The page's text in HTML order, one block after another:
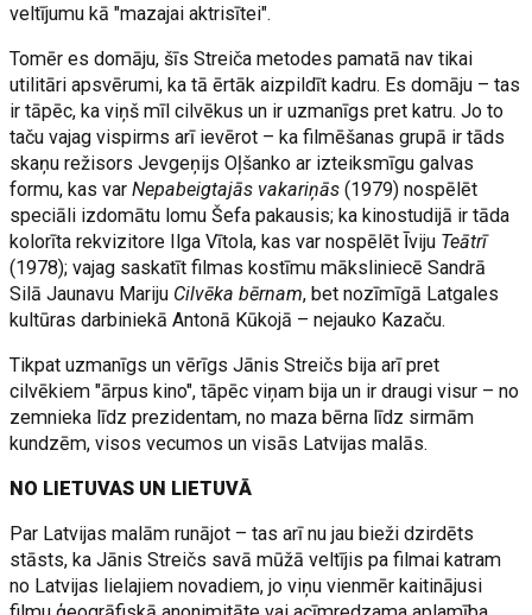
veltījumu kā "mazajai aktrisītei".
Tomēr es domāju, šīs Streiča metodes pamatā nav tikai
utilitāri apsvērumi, ka tā ērtāk aizpildīt kadru. Es domāju – tas
ir tāpēc, ka viņš mīl cilvēkus un ir uzmanīgs pret katru. Jo to
taču vajag vispirms arī ievērot – ka filmēšanas grupā ir tāds
skaņu režisors Jevgeņijs Oļšanko ar izteiksmīgu galvas
formu, kas varNepabeigtajās vakariņās(1979) nospēlēt
speciāli izdomātu lomu Šefa pakausis; ka kinostudijā ir tāda
kolorīta rekvizitore Ilga Vītola, kas var nospēlēt Īviju Teātrī
(1978); vajag saskatīt filmas kostīmu māksliniecē Sandrā
Silā Jaunavu Mariju Cilvēka bērnam, bet nozīmīgā Latgales
kultūras darbiniekā Antonā Kūkojā – nejauko Kazaču.
Tikpat uzmanīgs un vērīgs Jānis Streičs bija arī pret
cilvēkiem "ārpus kino", tāpēc viņam bija un ir draugi visur – no
zemnieka līdz prezidentam, no maza bērna līdz sirmām
kundzēm, visos vecumos un visās Latvijas malās.
NO LIETUVAS UN LIETUVĀ
Par Latvijas malām runājot – tas arī nu jau bieži dzirdēts
stāsts, ka Jānis Streičs savā mūžā veltījis pa filmai katram
no Latvijas lielajiem novadiem, jo viņu vienmēr kaitinājusi